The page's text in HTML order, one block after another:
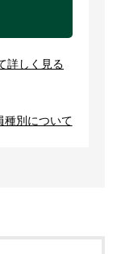
詳しく見る
種別について